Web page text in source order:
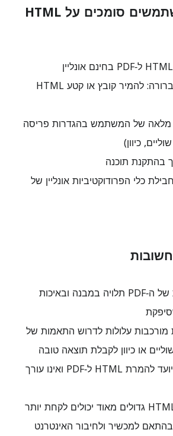
למה משתמשים סומכים על HTML
מטרה ברורה: להמיר קובץ או קטע HTML
מלאה של המשתמש בהגדרות פריסה
כיוון)
בהתקנת תוכנה
כלי הפרודוקטיביות אונליין של
האיכות של ה‑PDF תלויה במבנה ובאיכות
מורכבות עלולות לדרוש התאמות של
או כיוון לקבלת תוצאה טובה
הכלי מיועד להמרת HTML ל‑PDF ואינו עורך
קובצי HTML גדולים מאוד יכולים לקחת יותר
בהתאם למכשיר ולחיבור האינטרנט